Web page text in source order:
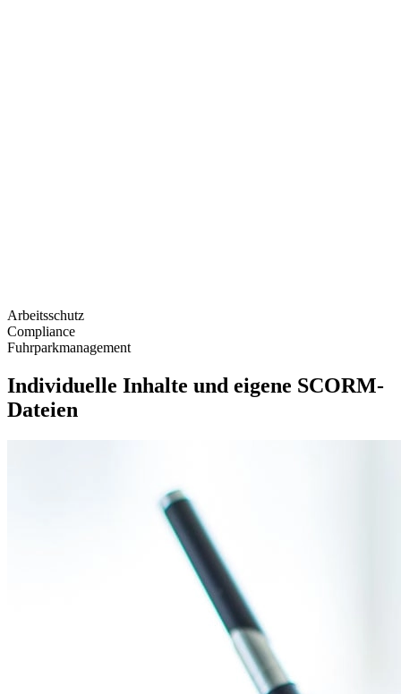
Arbeitsschutz
Compliance
Fuhrparkmanagement
Individuelle Inhalte und eigene SCORM-
Dateien